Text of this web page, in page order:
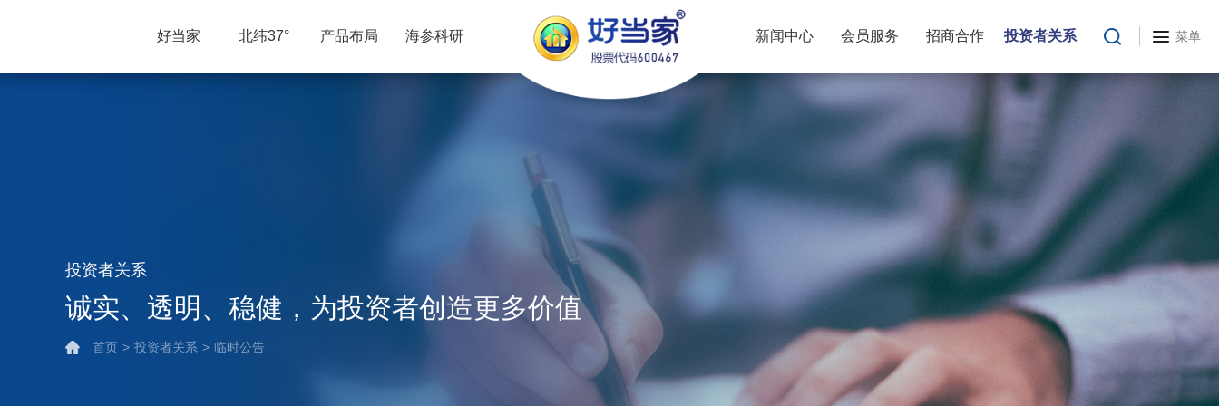
好当家 北纬37° 产品布局 海参科研 新闻中心 会员服务 招商合作 投资者关系 菜单
投资者关系
诚实、透明、稳健，为投资者创造更多价值
首页 > 投资者关系 > 临时公告